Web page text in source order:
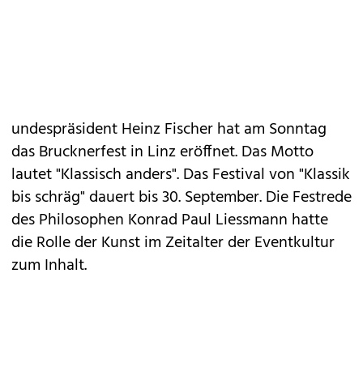
undespräsident Heinz Fischer hat am Sonntag
das Brucknerfest in Linz eröffnet. Das Motto
lautet "Klassisch anders". Das Festival von "Klassik
bis schräg" dauert bis 30. September. Die Festrede
des Philosophen Konrad Paul Liessmann hatte
die Rolle der Kunst im Zeitalter der Eventkultur
zum Inhalt.